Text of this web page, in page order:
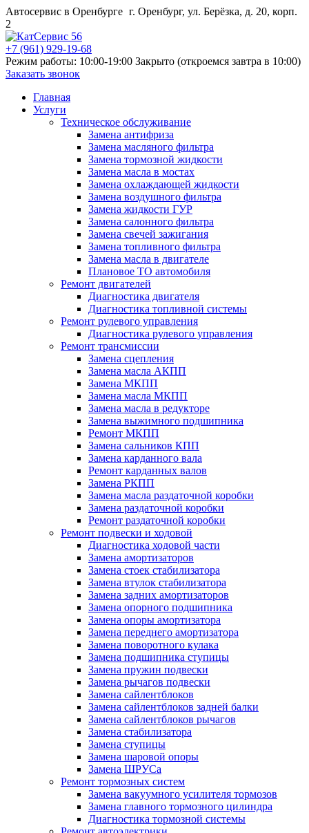
Автосервис в Оренбурге г. Оренбург, ул. Берёзка, д. 20, корп.
2
+7 (961) 929-19-68
Режим работы: 10:00-19:00 Закрыто (откроемся завтра в 10:00)
Заказать звонок
Главная
Услуги
Техническое обслуживание
Замена антифриза
Замена масляного фильтра
Замена тормозной жидкости
Замена масла в мостах
Замена охлаждающей жидкости
Замена воздушного фильтра
Замена жидкости ГУР
Замена салонного фильтра
Замена свечей зажигания
Замена топливного фильтра
Замена масла в двигателе
Плановое ТО автомобиля
Ремонт двигателей
Диагностика двигателя
Диагностика топливной системы
Ремонт рулевого управления
Диагностика рулевого управления
Ремонт трансмиссии
Замена сцепления
Замена масла АКПП
Замена МКПП
Замена масла МКПП
Замена масла в редукторе
Замена выжимного подшипника
Ремонт МКПП
Замена сальников КПП
Замена карданного вала
Ремонт карданных валов
Замена РКПП
Замена масла раздаточной коробки
Замена раздаточной коробки
Ремонт раздаточной коробки
Ремонт подвески и ходовой
Диагностика ходовой части
Замена амортизаторов
Замена стоек стабилизатора
Замена втулок стабилизатора
Замена задних амортизаторов
Замена опорного подшипника
Замена опоры амортизатора
Замена переднего амортизатора
Замена поворотного кулака
Замена подшипника ступицы
Замена пружин подвески
Замена рычагов подвески
Замена сайлентблоков
Замена сайлентблоков задней балки
Замена сайлентблоков рычагов
Замена стабилизатора
Замена ступицы
Замена шаровой опоры
Замена ШРУСа
Ремонт тормозных систем
Замена вакуумного усилителя тормозов
Замена главного тормозного цилиндра
Диагностика тормозной системы